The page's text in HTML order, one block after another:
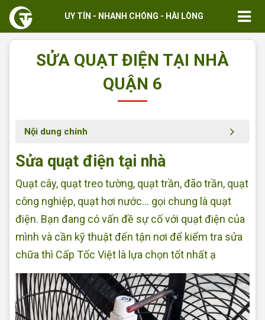
UY TÍN - NHANH CHÓNG - HÀI LÒNG
SỬA QUẠT ĐIỆN TẠI NHÀ
QUẬN 6
Nội dung chính
Sửa quạt điện tại nhà
Quạt cây, quạt treo tường, quạt trần, đão trần, quạt
công nghiệp, quạt hơi nước... gọi chung là quạt
điện. Bạn đang có vấn đề sự cố với quạt điện của
mình và cần kỹ thuật đến tận nơi để kiểm tra sửa
chữa thì Cấp Tốc Việt là lựa chọn tốt nhất ạ